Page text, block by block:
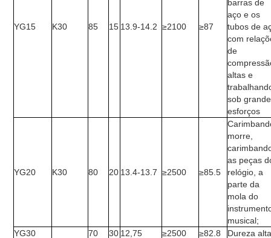
YG15 K30 85 15 13.9-14.2 ≥2100 ≥87
barras de
aço e os
tubos de
com
de
altas e
sob
esforços
YG20 K30 80 20 13.4-13.7 ≥2500 ≥85.5
morre,
as peças
relógio, a
parte da
mola do
musical;
YG30
70 30 12,75 ≥2500 ≥82.8 Dureza